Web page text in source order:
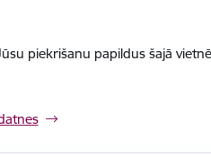
piekrišanu papildus šajā